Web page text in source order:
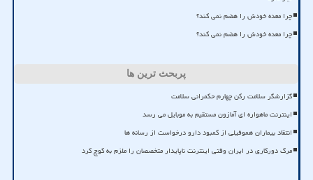
چرا معده خودش را هضم نمی کند؟
چرا معده خودش را هضم نمی کند؟
پربحث ترین ها
گزارشگر سلامت رکن چهارم حکمرانی سلامت
اینترنت ماهواره ای آمازون مستقیم به موبایل می رسد
انتقاد بیماران هموفیلی از کمبود دارو درخواست از رسانه ها
مرگ دورکاری در ایران وقتی اینترنت ناپایدار متخصصان را ملزم به کوچ کرد